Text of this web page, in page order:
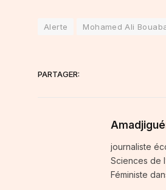
Alerte Mohamed Ali
PARTAGER:
journaliste
Sciences de
Féministe